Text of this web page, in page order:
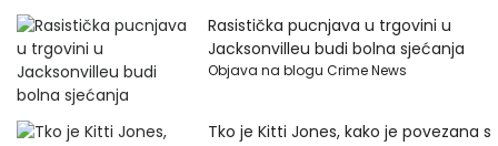
Rasistička pucnjava u trgovini u
Jacksonvilleu budi bolna sjećanja
Objava na blogu Crime News
Tko je Kitti Jones, kako je povezana s